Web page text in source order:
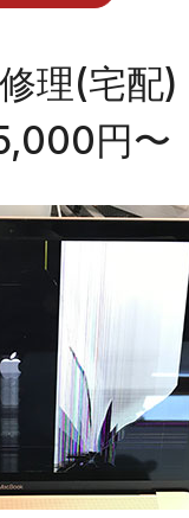
理(宅配
円〜